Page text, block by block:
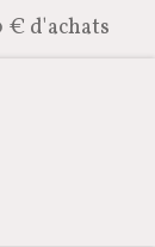
€ d'achats